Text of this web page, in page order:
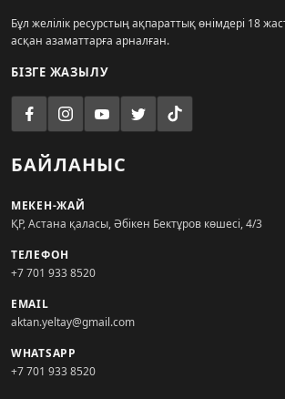
Бұл желілік ресурстың ақпараттық өнімдері 18
асқан азаматтарға арналған.
БІЗГЕ ЖАЗЫЛУ
БАЙЛАНЫС
МЕКЕН-ЖАЙ
ҚР, Астана қаласы, Әбікен Бектұров көшесі, 4/3
ТЕЛЕФОН
+7 701 933 8520
EMAIL
aktan.yeltay@gmail.com
WHATSAPP
+7 701 933 8520